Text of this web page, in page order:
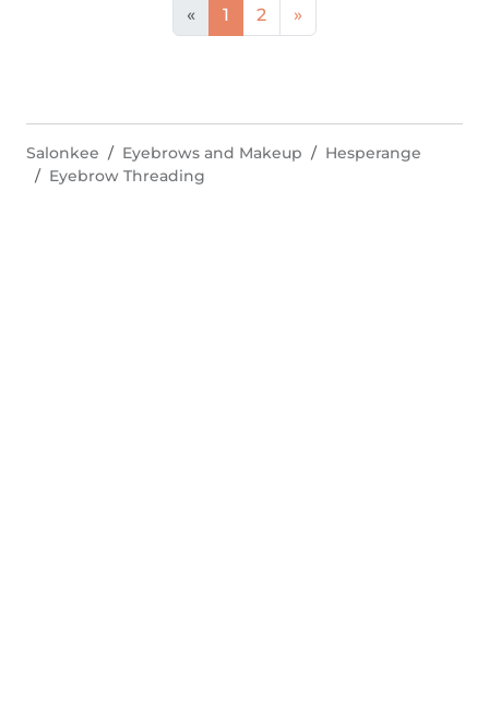
« 1 2 »
Salonkee Eyebrows and Makeup
Hesperange
Eyebrow Threading